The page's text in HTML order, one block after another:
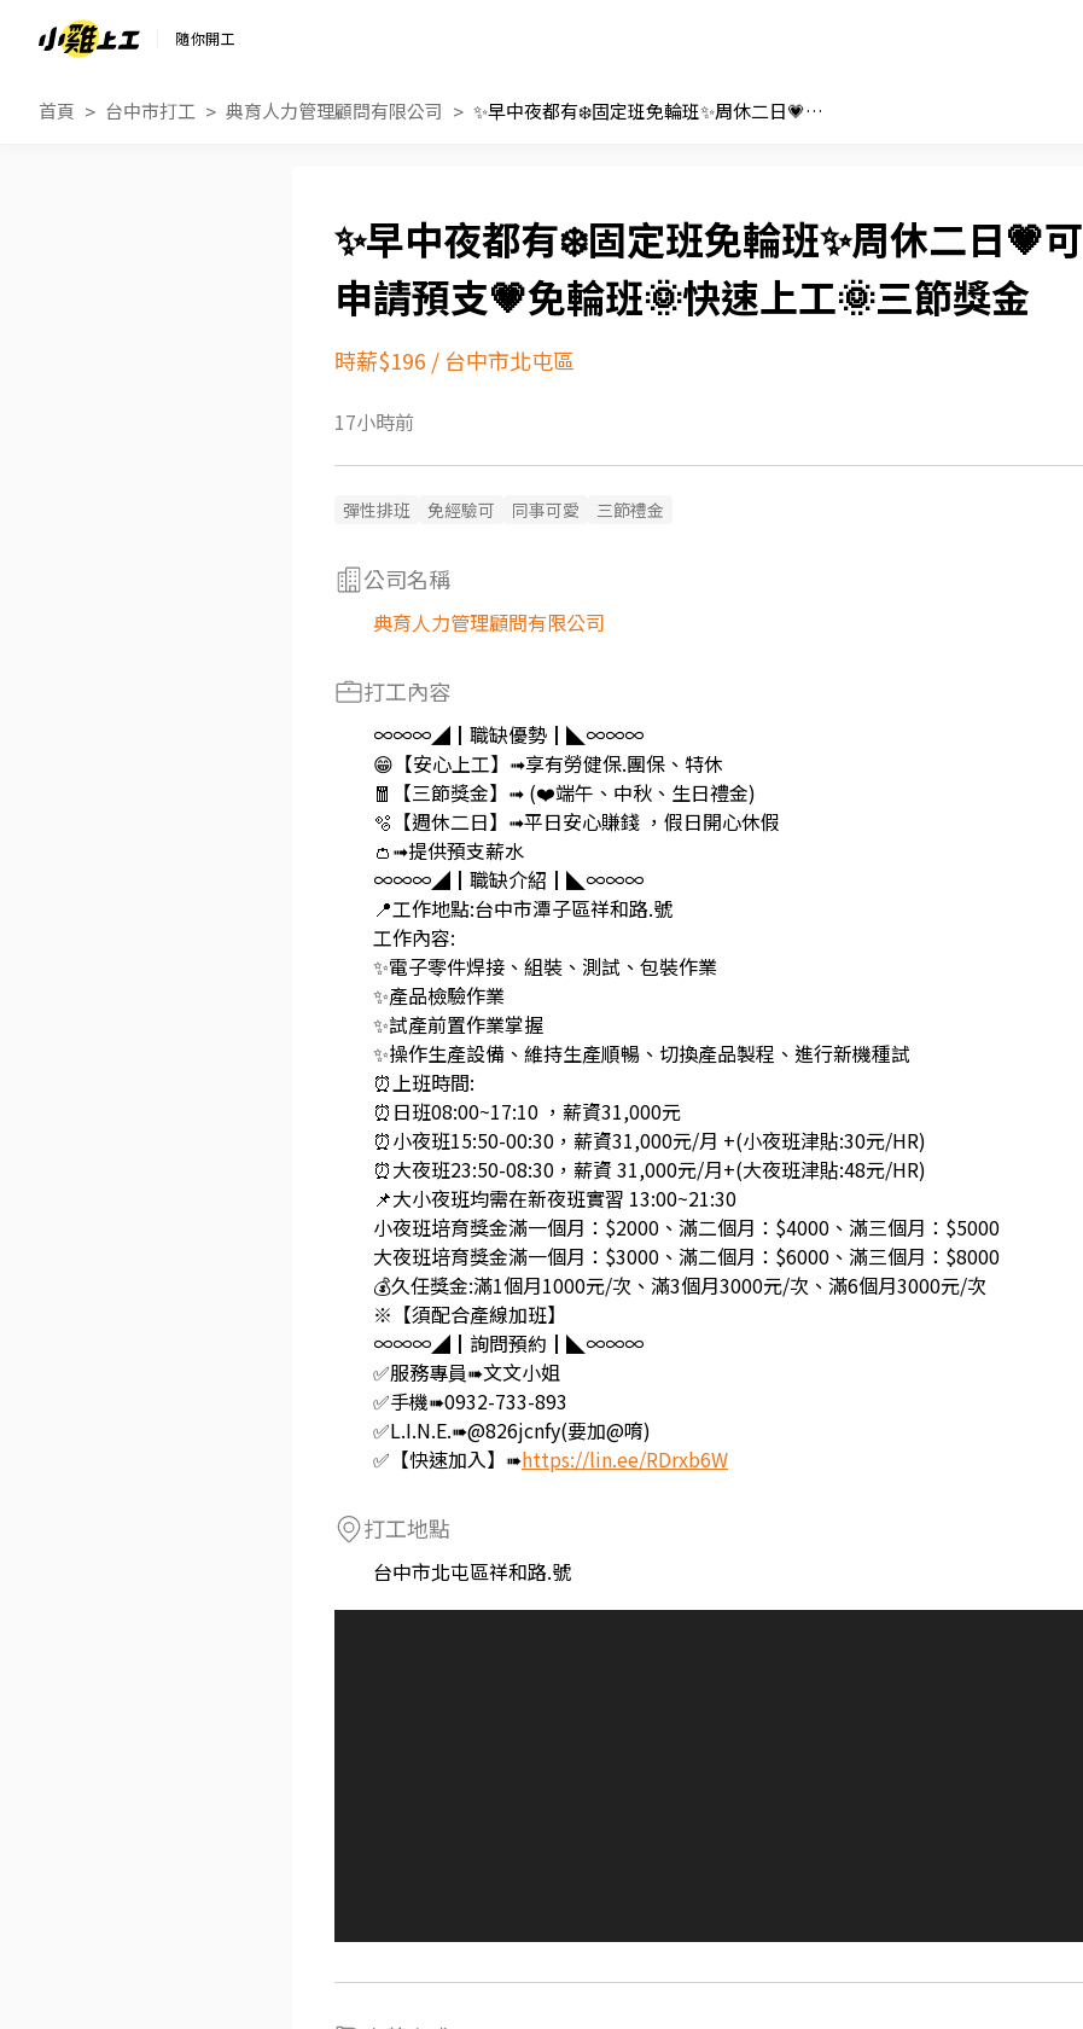
隨你開工
首頁 台中市打工 典育人力管理顧問有限公司 ✨早中夜都有❄️固定班免輪班✨周休二日💗可申請預支💗免輪班🌞快速上工🌞三節獎金
✨早中夜都有❄️固定班免輪班✨周休二日💗可
申請預支💗免輪班🌞快速上工🌞三節獎金
時薪$196 / 台中市北屯區
17小時前
彈性排班 免經驗可 同事可愛 三節禮金
公司名稱
典育人力管理顧問有限公司
打工內容
∞∞∞◢┃職缺優勢┃◣∞∞∞
😁【安心上工】➟享有勞健保.團保、特休
🧧【三節獎金】➟ (❤️端午、中秋、生日禮金)
🫧【週休二日】➟平日安心賺錢 ，假日開心休假
👛➟提供預支薪水
∞∞∞◢┃職缺介紹┃◣∞∞∞
📍工作地點:台中市潭子區祥和路.號
工作內容:
✨電子零件焊接、組裝、測試、包裝作業
✨產品檢驗作業
✨試產前置作業掌握
✨操作生產設備、維持生產順暢、切換產品製程、進行新機種試
⏰上班時間:
⏰日班08:00~17:10 ，薪資31,000元
⏰小夜班15:50-00:30，薪資31,000元/月 +(小夜班津貼:30元/HR)
⏰大夜班23:50-08:30，薪資 31,000元/月+(大夜班津貼:48元/HR)
📌大小夜班均需在新夜班實習 13:00~21:30
小夜班培育獎金滿一個月：$2000、滿二個月：$4000、滿三個月：$5000
大夜班培育獎金滿一個月：$3000、滿二個月：$6000、滿三個月：$8000
💰久任獎金:滿1個月1000元/次、滿3個月3000元/次、滿6個月3000元/次
※【須配合產線加班】
∞∞∞◢┃詢問預約┃◣∞∞∞
✅服務專員➠文文小姐
✅手機➠0932-733-893
✅L.I.N.E.➠@826jcnfy(要加@唷)
✅【快速加入】➠https://lin.ee/RDrxb6W
打工地點
台中市北屯區祥和路.號